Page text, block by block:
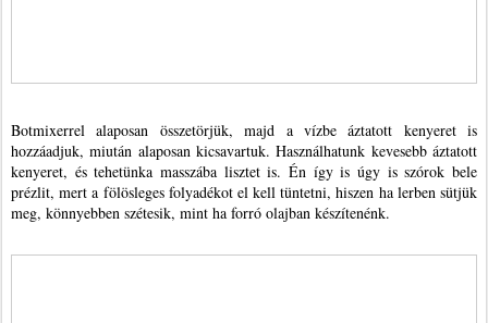
Botmixerrel alaposan összetörjük, majd a vízbe áztatott kenyeret is
hozzáadjuk, miután alaposan kicsavartuk. Használhatunk kevesebb áztatott
kenyeret, és tehetünka masszába lisztet is. Én így is úgy is szórok bele
prézlit, mert a fölösleges folyadékot el kell tüntetni, hiszen ha lerben sütjük
meg, könnyebben szétesik, mint ha forró olajban készítenénk.